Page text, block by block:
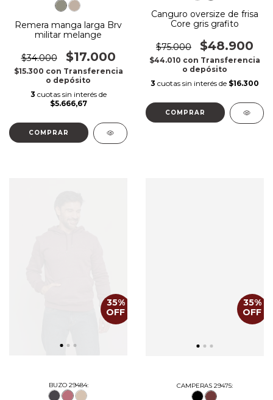
Remera manga larga Brv
militar melange
$34.000 $17.000
$15.300 con Transferencia
o depósito
3 cuotas sin interés de
$5.666,67
COMPRAR
Canguro oversize de frisa
Core gris grafito
$75.000 $48.900
$44.010 con Transferencia
o depósito
3 cuotas sin interés de $16.300
COMPRAR
35%
OFF
BUZO 29484:
35%
OFF
CAMPERAS 29475: